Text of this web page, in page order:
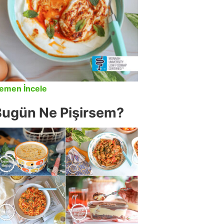
İncele
Ne Pişirsem?